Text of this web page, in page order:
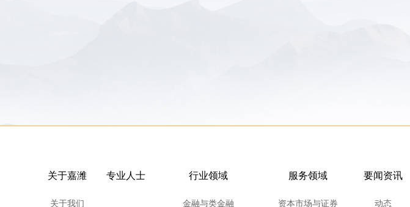
关于嘉潍
关于我们
专业人士 行业领域
金融与类金融
服务领域
资本市场与证券
要闻资讯
动态